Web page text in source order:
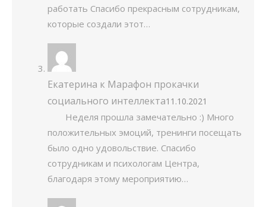
работать Спасибо прекрасным сотрудникам,
которые создали этот…
Екатерина к Марафон прокачки
социального интеллекта11.10.2021
Неделя прошла замечательно :) Много
положительных эмоций, тренинги посещать
было одно удовольствие. Спасибо
сотрудникам и психологам Центра,
благодаря этому мероприятию…